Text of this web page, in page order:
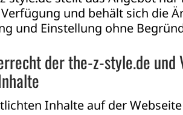
und behält sich die
und Einstellung ohne
der the-z-style.de
Inhalte auf der